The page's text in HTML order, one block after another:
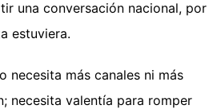
una conversación nacional, por
estuviera.
necesita más canales ni más
necesita valentía para romper